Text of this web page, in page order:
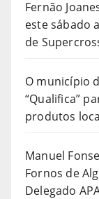
Fernão
este sábado
de
O município
“Qualifica”
produtos
Manuel
Fornos de
Delegado